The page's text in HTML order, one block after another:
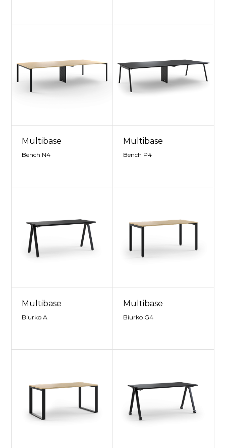
Multibase
Bench N4
Multibase
Bench P4
Multibase
Biurko A
Multibase
Biurko G4